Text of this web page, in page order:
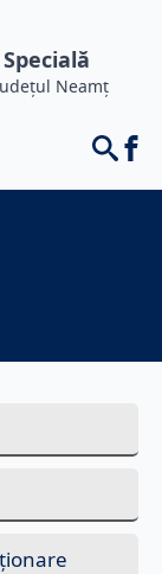
Neamț